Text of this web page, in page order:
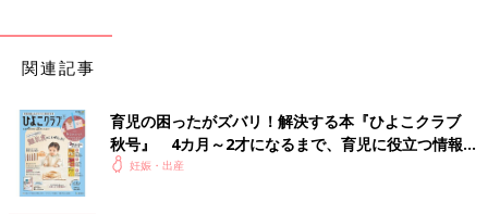
関連記事
育児の困ったがズバリ！解決する本『ひよこクラブ
秋号』 4カ月～2才になるまで、育児に役立つ情報が
いっぱい！
妊娠・出産